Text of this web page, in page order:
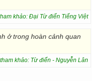
khảo: Đại Từ điển Tiếng Việt
ở trong hoàn cảnh quan
khảo: Từ điển - Nguyễn Lân